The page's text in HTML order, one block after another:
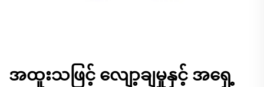
အထူးသဖြင့် လျော့ချမှုနှင့် အရှေ့